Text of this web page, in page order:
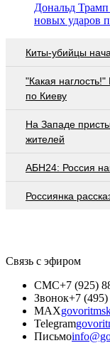
Дональд
новых ударов
Киты-убийцы
"Какая
по Киеву
На Западе
жителей
АБН24: Россия
Россиянка
Связь с эфиром
СМС+7 (925)
Звонок+7
MAX
Telegram
Письмо